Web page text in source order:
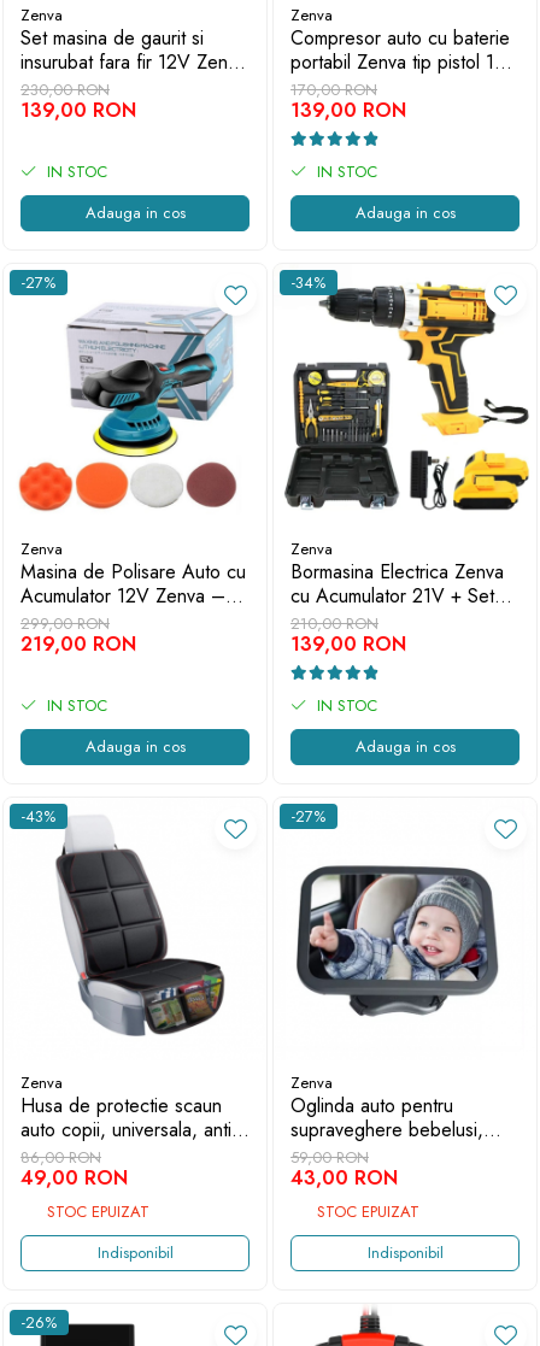
Zenva
Set masina de gaurit si
insurubat fara fir 12V Zenva
- Cuplu puternic, 2 viteze,
LED si 2 acumulatori
230,00 RON
139,00 RON
IN STOC
Adauga in cos
Zenva
Compresor auto cu baterie
portabil Zenva tip pistol 10
bari/150 PSI - Pompa de
aer digitala multifunctionala
170,00 RON
139,00 RON
IN STOC
Adauga in cos
-27%
Zenva
Masina de Polisare Auto cu
Acumulator 12V Zenva –
Profesionala, Reglabila,
Portabila
299,00 RON
219,00 RON
IN STOC
Adauga in cos
-34%
Zenva
Bormasina Electrica Zenva
cu Acumulator 21V + Set
Profesional de Scule - 2
Baterii Incluse
210,00 RON
139,00 RON
IN STOC
Adauga in cos
-43%
Zenva
Husa de protectie scaun
auto copii, universala, anti-
alunecare, impermeabila, cu
buzunare, neagra, protectie
bancheta masina
86,00 RON
49,00 RON
STOC EPUIZAT
Indisponibil
-27%
Zenva
Oglinda auto pentru
supraveghere bebelusi,
rotire 360 grade, fixare
tetiera, 25.5x17.5 cm Zenva
59,00 RON
43,00 RON
STOC EPUIZAT
Indisponibil
-26%